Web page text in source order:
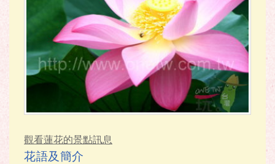
觀看蓮花的景點訊息
花語及簡介